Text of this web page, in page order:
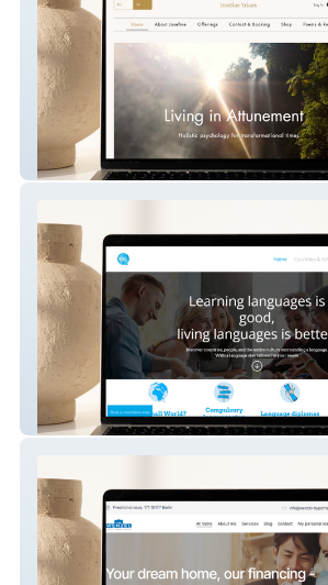
Josefine Yrjans
Small World